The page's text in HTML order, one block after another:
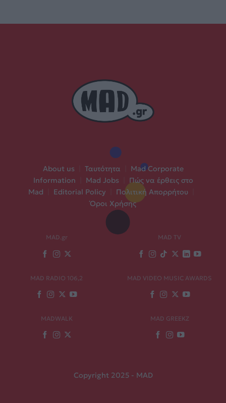
About us Ταυτότητα
Mad Corporate
Information
Mad Jobs
Πώς να έρθεις στο
Mad
Editorial Policy Πολιτική Απορρήτου
Όροι Χρήσης
MAD.gr MAD TV
MAD RADIO 106,2 MAD VIDEO MUSIC AWARDS
MADWALK MAD GREEKZ
Copyright 2025 - MAD